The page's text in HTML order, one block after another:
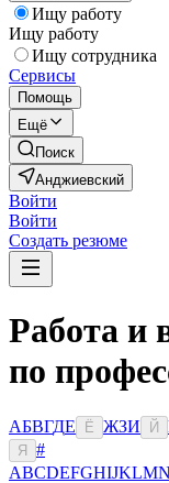
Ищу работу
Ищу работу
Ищу сотрудника
Сервисы
Помощь
Ещё
Поиск
Анджиевский
Войти
Войти
Создать резюме
Работа и
по
АБВГДЕ Ё ЖЗИ Й
Я
#
ABCDEFGHIJKLMN